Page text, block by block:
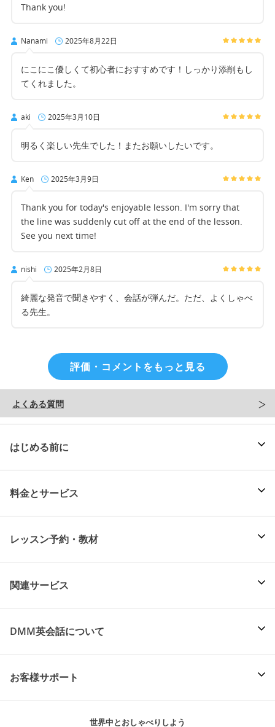
Thank you!
Nanami 2025年8月22日
にこにこ優しくて初心者におすすめです！しっかり添削もし
てくれました。
aki 2025年3月10日
明るく楽しい先生でした！またお願いしたいです。
Ken 2025年3月9日
Thank you for today's enjoyable lesson. I'm sorry that
the line was suddenly cut off at the end of the lesson.
See you next time!
nishi 2025年2月8日
綺麗な発音で聞きやすく、会話が弾んだ。ただ、よくしゃべ
る先生。
評価・コメントをもっと見る
よくある質問
はじめる前に
料金とサービス
レッスン予約・教材
関連サービス
DMM英会話について
お客様サポート
世界中とおしゃべりしよう